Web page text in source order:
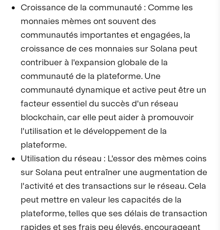
Croissance de la communauté : Comme les
monnaies mèmes ont souvent des
communautés importantes et engagées, la
croissance de ces monnaies sur Solana peut
contribuer à l'expansion globale de la
communauté de la plateforme. Une
communauté dynamique et active peut être un
facteur essentiel du succès d'un réseau
blockchain, car elle peut aider à promouvoir
l'utilisation et le développement de la
plateforme.
Utilisation du réseau : L'essor des mèmes coins
sur Solana peut entraîner une augmentation de
l'activité et des transactions sur le réseau. Cela
peut mettre en valeur les capacités de la
plateforme, telles que ses délais de transaction
rapides et ses frais peu élevés, encourageant